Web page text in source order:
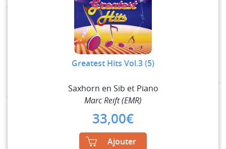
Greatest Hits Vol.3 (5)
Saxhorn en Sib et Piano
Marc Reift (EMR)
33,00€
Ajouter